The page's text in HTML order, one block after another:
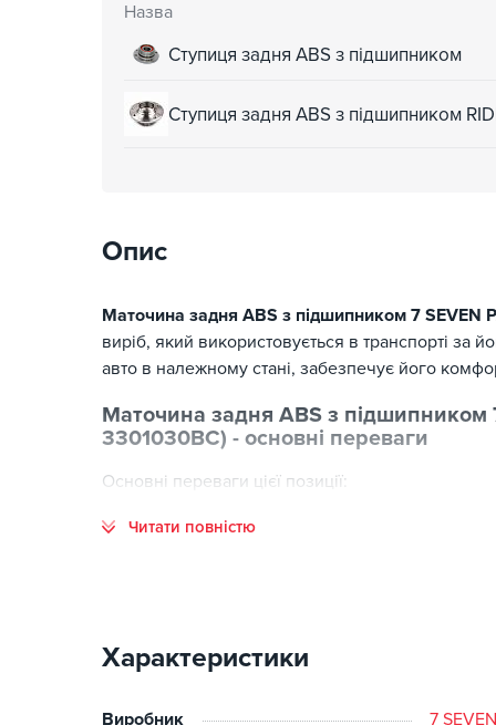
Назва
Ступиця задня ABS з підшипником
Ступиця задня ABS з підшипником
Опис
Маточина задня ABS з підшипником 7 SEVEN
виріб, який використовується в транспорті
авто в належному стані, забезпечує його
Маточина задня ABS з підшипником
3301030BC) - основні переваги
Основні переваги цієї позиції:
відповідність стандартам виготовлення;
Замовляючи в інтернет-магазині Kitaec.ua, ви
Читати повністю
Характеристики
Виробник 7